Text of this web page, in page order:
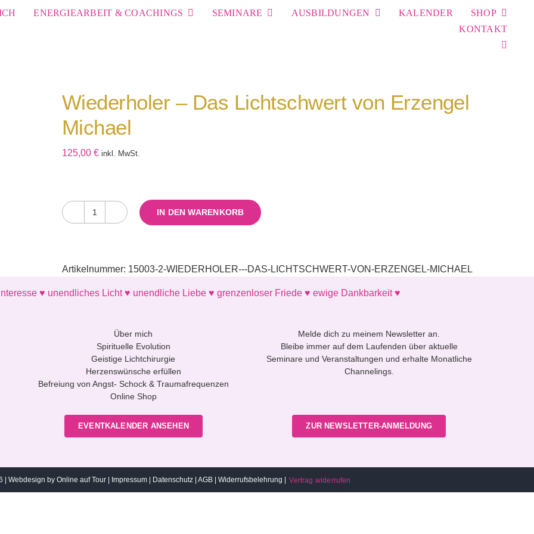
ENERGIEARBEIT & COACHINGS SEMINARE AUSBILDUNGEN KALENDER
SHOP
KONTAKT
Wiederholer – Das Lichtschwert von Erzengel
Michael
125,00 € inkl. MwSt.
Wiederholer
von
Erzengel
IN DEN WARENKORB
Artikelnummer: 15003-2-WIEDERHOLER---DAS-LICHTSCHWERT-VON-ERZENGEL-MICHAEL
♥ unendliches Licht ♥ unendliche Liebe ♥ grenzenloser Friede ♥ ewige Dankbarkeit ♥
Über mich
Spirituelle Evolution
Geistige Lichtchirurgie
Herzenswünsche erfüllen
Befreiung von Angst- Schock & Traumafrequenzen
Online Shop
EVENTKALENDER ANSEHEN
Melde dich zu meinem Newsletter an.
Bleibe immer auf dem Laufenden über aktuelle
Seminare und Veranstaltungen und erhalte Monatliche
Channelings.
ZUR NEWSLETTER-ANMELDUNG
|Webdesign by Online auf Tour Impressum Datenschutz |AGB |Widerrufsbelehrung Vertrag widerrufen